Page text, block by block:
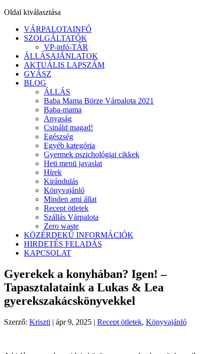
Oldal kiválasztása
VÁRPALOTAINFÓ
SZOLGÁLTATÓK
VP-infó-TÁR
ÁLLÁSAJÁNLATOK
AKTUÁLIS LAPSZÁM
GYÁSZ
BLOG
ÁLLÁS
Baba Mama Börze Várpalota 2021
Baba-mama
Anyaság
Csináld magad!
Egészség
Egyéb kategória
Gyermek pszichológiai cikkek
Heti menü javaslat
Hírek
Kirándulás
Könyvajánló
Minden ami állat
Recept ötletek
Szállás Várpalota
Zero waste
KÖZÉRDEKŰ INFORMÁCIÓK
HIRDETÉS FELADÁS
KAPCSOLAT
Gyerekek a konyhában? Igen! –
Tapasztalataink a Lukas & Lea
gyerekszakácskönyvekkel
Szerző: Kriszti | ápr 9, 2025 | Recept ötletek, Könyvajánló